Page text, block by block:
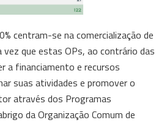
centram-se na comercialização de
que estas OPs, ao contrário das
a financiamento e recursos
suas atividades e promover o
através dos Programas
da Organização Comum de